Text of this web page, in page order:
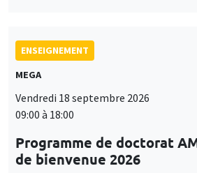
ENSEIGNEMENT
MEGA
Vendredi 18 septembre 2026
09:00 à 18:00
Programme de doctorat
de bienvenue 2026